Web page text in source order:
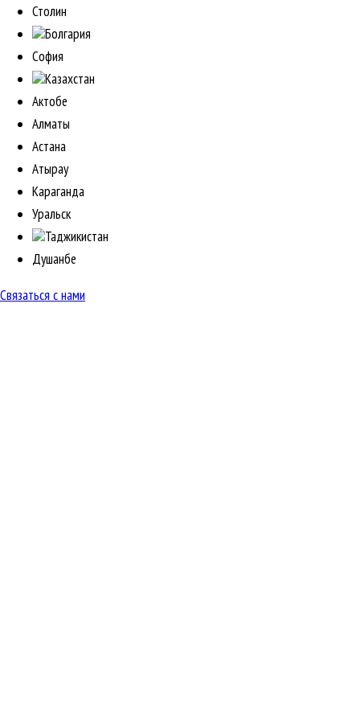
Столин
Болгария
София
Казахстан
Актобе
Алматы
Астана
Атырау
Караганда
Уральск
Таджикистан
Душанбе
Связаться с нами